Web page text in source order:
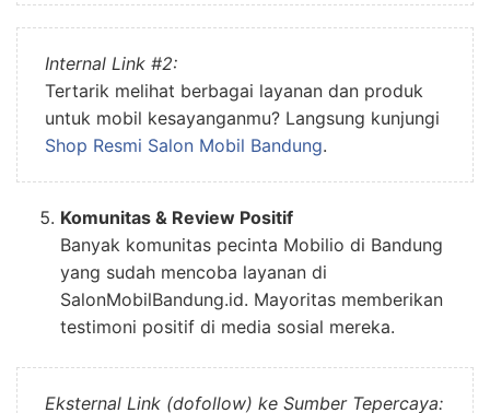
Internal Link #2:
Tertarik melihat berbagai layanan dan produk
untuk mobil kesayanganmu? Langsung kunjungi
Shop Resmi Salon Mobil Bandung.
Komunitas & Review Positif
Banyak komunitas pecinta Mobilio di Bandung
yang sudah mencoba layanan di
SalonMobilBandung.id. Mayoritas memberikan
testimoni positif di media sosial mereka.
Eksternal Link (dofollow) ke Sumber Tepercaya: